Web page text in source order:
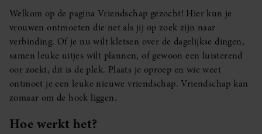
Welkom op de pagina Vriendschap gezocht! Hier kun je
vrouwen ontmoeten die net als jij op zoek zijn naar
verbinding. Of je nu wilt kletsen over de dagelijkse dingen,
samen leuke uitjes wilt plannen, of gewoon een luisterend
oor zoekt, dit is de plek. Plaats je oproep en wie weet
ontmoet je een leuke nieuwe vriendschap. Vriendschap kan
zomaar om de hoek liggen.
Hoe werkt het?